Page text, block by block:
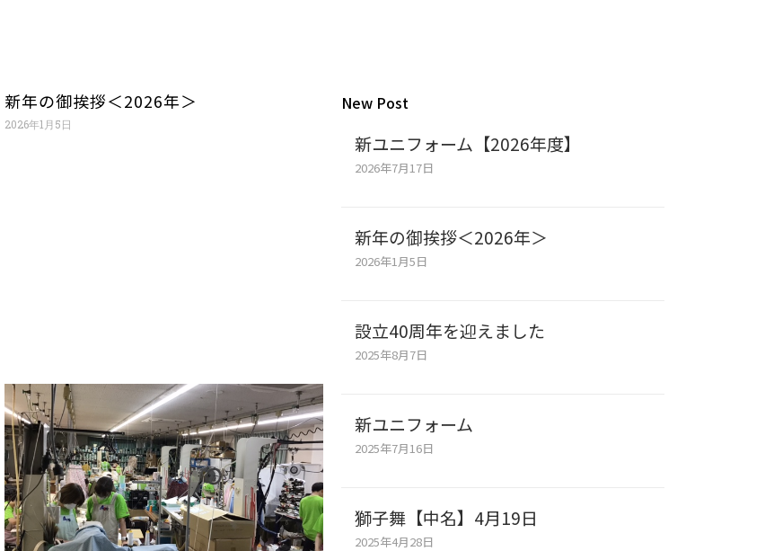
新年の御挨拶＜2026年＞
2026年1月5日
New Post
新ユニフォーム【2026年度】
2026年7月17日
新年の御挨拶＜2026年＞
2026年1月5日
設立40周年を迎えました
2025年8月7日
新ユニフォーム
2025年7月16日
獅子舞【中名】4月19日
2025年4月28日